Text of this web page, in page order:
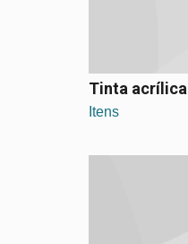
Tinta acrílica
Itens